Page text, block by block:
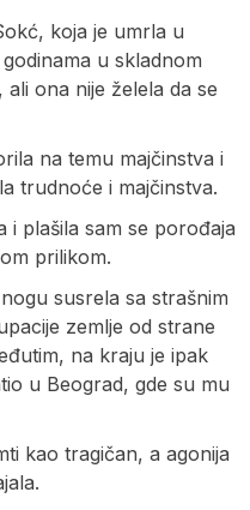
koja je umrla u
u skladnom
ona nije želela da se
na temu majčinstva i
trudnoće i majčinstva.
i plašila sam se porođaja
prilikom.
susrela sa strašnim
zemlje od strane
na kraju je ipak
u Beograd, gde su mu
kao tragičan, a agonija